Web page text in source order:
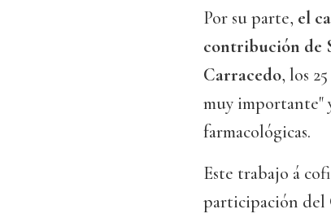
Por su parte, el
contribución de
Carracedo, los
muy importante"
farmacológicas.
Este trabajo á
participación del